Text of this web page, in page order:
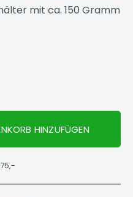
mit ca. 150 Gramm
HINZUFÜGEN